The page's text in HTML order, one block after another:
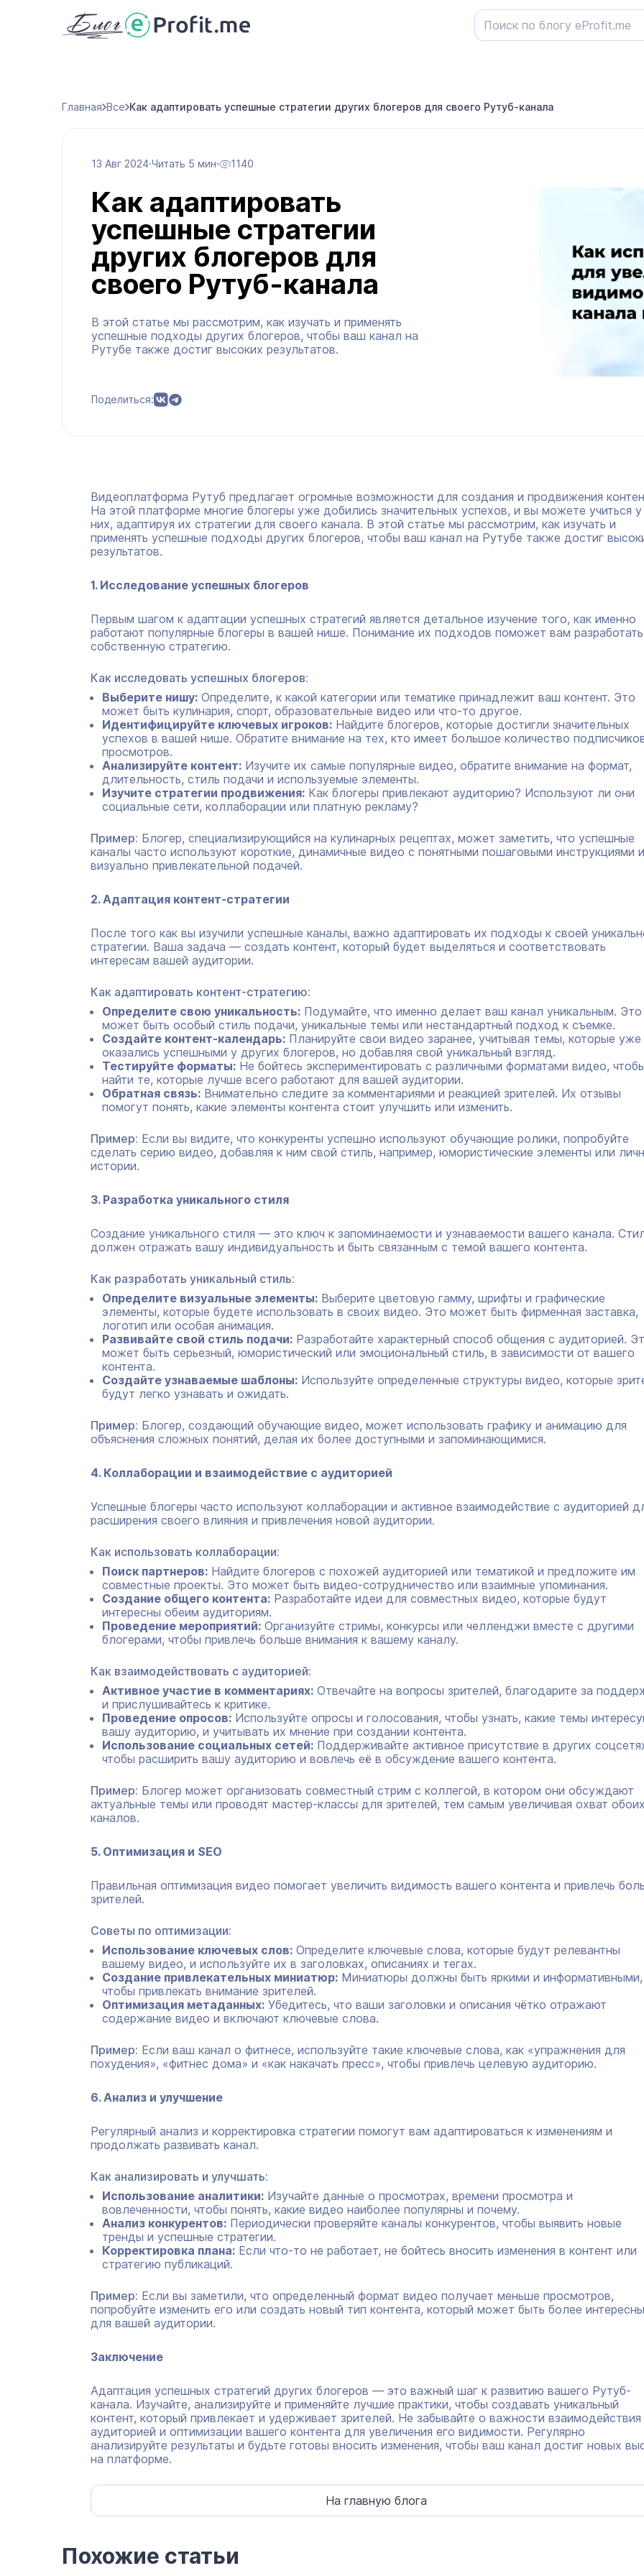
Главная Все Как адаптировать успешные стратегии других блогеров для своего Рутуб-канала
13 Авг 2024·Читать 5 мин· 1140
Как адаптировать
успешные стратегии
других блогеров для
своего Рутуб-канала
В этой статье мы рассмотрим, как изучать и применять
успешные подходы других блогеров, чтобы ваш канал на
Рутубе также достиг высоких результатов.
Поделиться:
Видеоплатформа Рутуб предлагает огромные возможности для создания и продвижения
На этой платформе многие блогеры уже добились значительных успехов, и вы можете учиться у
них, адаптируя их стратегии для своего канала. В этой статье мы рассмотрим, как изучать и
применять успешные подходы других блогеров, чтобы ваш канал на Рутубе также достиг
результатов.
1. Исследование успешных блогеров
Первым шагом к адаптации успешных стратегий является детальное изучение того, как именно
работают популярные блогеры в вашей нише. Понимание их подходов поможет вам разработать
собственную стратегию.
Как исследовать успешных блогеров:
Выберите нишу: Определите, к какой категории или тематике принадлежит ваш контент. Это
может быть кулинария, спорт, образовательные видео или что-то другое.
Идентифицируйте ключевых игроков: Найдите блогеров, которые достигли значительных
успехов в вашей нише. Обратите внимание на тех, кто имеет большое количество
просмотров.
Анализируйте контент: Изучите их самые популярные видео, обратите внимание на формат,
длительность, стиль подачи и используемые элементы.
Изучите стратегии продвижения: Как блогеры привлекают аудиторию? Используют ли они
социальные сети, коллаборации или платную рекламу?
Пример: Блогер, специализирующийся на кулинарных рецептах, может заметить, что успешные
каналы часто используют короткие, динамичные видео с понятными пошаговыми инструкциями и
визуально привлекательной подачей.
2. Адаптация контент-стратегии
После того как вы изучили успешные каналы, важно адаптировать их подходы к своей
стратегии. Ваша задача — создать контент, который будет выделяться и соответствовать
интересам вашей аудитории.
Как адаптировать контент-стратегию:
Определите свою уникальность: Подумайте, что именно делает ваш канал уникальным. Это
может быть особый стиль подачи, уникальные темы или нестандартный подход к съемке.
Создайте контент-календарь: Планируйте свои видео заранее, учитывая темы, которые уже
оказались успешными у других блогеров, но добавляя свой уникальный взгляд.
Тестируйте форматы: Не бойтесь экспериментировать с различными форматами видео,
найти те, которые лучше всего работают для вашей аудитории.
Обратная связь: Внимательно следите за комментариями и реакцией зрителей. Их отзывы
помогут понять, какие элементы контента стоит улучшить или изменить.
Пример: Если вы видите, что конкуренты успешно используют обучающие ролики, попробуйте
сделать серию видео, добавляя к ним свой стиль, например, юмористические элементы или
истории.
3. Разработка уникального стиля
Создание уникального стиля — это ключ к запоминаемости и узнаваемости вашего канала.
должен отражать вашу индивидуальность и быть связанным с темой вашего контента.
Как разработать уникальный стиль:
Определите визуальные элементы: Выберите цветовую гамму, шрифты и графические
элементы, которые будете использовать в своих видео. Это может быть фирменная заставка,
логотип или особая анимация.
Развивайте свой стиль подачи: Разработайте характерный способ общения с аудиторией.
может быть серьезный, юмористический или эмоциональный стиль, в зависимости от вашего
контента.
Создайте узнаваемые шаблоны: Используйте определенные структуры видео, которые
будут легко узнавать и ожидать.
Пример: Блогер, создающий обучающие видео, может использовать графику и анимацию для
объяснения сложных понятий, делая их более доступными и запоминающимися.
4. Коллаборации и взаимодействие с аудиторией
Успешные блогеры часто используют коллаборации и активное взаимодействие с аудиторией
расширения своего влияния и привлечения новой аудитории.
Как использовать коллаборации:
Поиск партнеров: Найдите блогеров с похожей аудиторией или тематикой и предложите им
совместные проекты. Это может быть видео-сотрудничество или взаимные упоминания.
Создание общего контента: Разработайте идеи для совместных видео, которые будут
интересны обеим аудиториям.
Проведение мероприятий: Организуйте стримы, конкурсы или челленджи вместе с другими
блогерами, чтобы привлечь больше внимания к вашему каналу.
Как взаимодействовать с аудиторией:
Активное участие в комментариях: Отвечайте на вопросы зрителей, благодарите за
и прислушивайтесь к критике.
Проведение опросов: Используйте опросы и голосования, чтобы узнать, какие темы
вашу аудиторию, и учитывать их мнение при создании контента.
Использование социальных сетей: Поддерживайте активное присутствие в других
чтобы расширить вашу аудиторию и вовлечь её в обсуждение вашего контента.
Пример: Блогер может организовать совместный стрим с коллегой, в котором они обсуждают
актуальные темы или проводят мастер-классы для зрителей, тем самым увеличивая охват обоих
каналов.
5. Оптимизация и SEO
Правильная оптимизация видео помогает увеличить видимость вашего контента и привлечь
зрителей.
Советы по оптимизации:
Использование ключевых слов: Определите ключевые слова, которые будут релевантны
вашему видео, и используйте их в заголовках, описаниях и тегах.
Создание привлекательных миниатюр: Миниатюры должны быть яркими и информативными,
чтобы привлекать внимание зрителей.
Оптимизация метаданных: Убедитесь, что ваши заголовки и описания чётко отражают
содержание видео и включают ключевые слова.
Пример: Если ваш канал о фитнесе, используйте такие ключевые слова, как «упражнения для
похудения», «фитнес дома» и «как накачать пресс», чтобы привлечь целевую аудиторию.
6. Анализ и улучшение
Регулярный анализ и корректировка стратегии помогут вам адаптироваться к изменениям и
продолжать развивать канал.
Как анализировать и улучшать:
Использование аналитики: Изучайте данные о просмотрах, времени просмотра и
вовлеченности, чтобы понять, какие видео наиболее популярны и почему.
Анализ конкурентов: Периодически проверяйте каналы конкурентов, чтобы выявить новые
тренды и успешные стратегии.
Корректировка плана: Если что-то не работает, не бойтесь вносить изменения в контент или
стратегию публикаций.
Пример: Если вы заметили, что определенный формат видео получает меньше просмотров,
попробуйте изменить его или создать новый тип контента, который может быть более
для вашей аудитории.
Заключение
Адаптация успешных стратегий других блогеров — это важный шаг к развитию вашего Рутуб-
канала. Изучайте, анализируйте и применяйте лучшие практики, чтобы создавать уникальный
контент, который привлекает и удерживает зрителей. Не забывайте о важности взаимодействия
аудиторией и оптимизации вашего контента для увеличения его видимости. Регулярно
анализируйте результаты и будьте готовы вносить изменения, чтобы ваш канал достиг новых
на платформе.
На главную блога
Похожие статьи